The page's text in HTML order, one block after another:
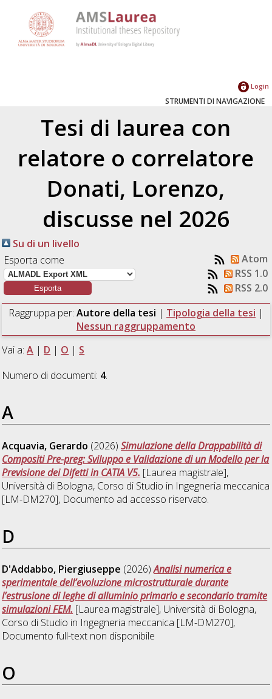
Login
STRUMENTI DI NAVIGAZIONE
Tesi di laurea con
relatore o correlatore
Donati, Lorenzo,
discusse nel 2026
Su di un livello
Esporta come
Atom
RSS 1.0
RSS 2.0
Raggruppa per: Autore della tesi | Tipologia della tesi |
Nessun raggruppamento
Vai a:A | D | O | S
Numero di documenti: 4.
A
Acquavia, Gerardo (2026)Simulazione della Drappabilità di
Compositi Pre-preg: Sviluppo e Validazione di un Modello per la
Previsione dei Difetti in CATIA V5. [Laurea magistrale],
Università di Bologna, Corso di Studio in Ingegneria meccanica
[LM-DM270], Documento ad accesso riservato.
D
D'Addabbo, Piergiuseppe (2026)Analisi numerica e
sperimentale dell’evoluzione microstrutturale durante
l’estrusione di leghe di alluminio primario e secondario tramite
simulazioni FEM. [Laurea magistrale], Università di Bologna,
Corso di Studio in Ingegneria meccanica [LM-DM270],
Documento full-text non disponibile
O